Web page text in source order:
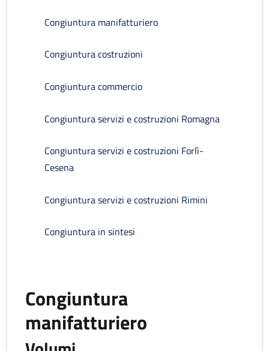
Congiuntura manifatturiero
Congiuntura costruzioni
Congiuntura commercio
Congiuntura servizi e costruzioni Romagna
Congiuntura servizi e costruzioni Forlì-
Cesena
Congiuntura servizi e costruzioni Rimini
Congiuntura in sintesi
Congiuntura
manifatturiero